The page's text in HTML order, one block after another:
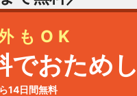
もOK
でおためし
14日間無料